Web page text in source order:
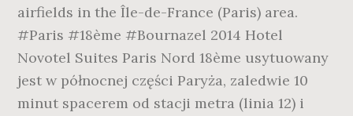
airfields in the Île-de-France (Paris) area.
#Paris #18ème #Bournazel 2014 Hotel
Novotel Suites Paris Nord 18ème usytuowany
jest w północnej części Paryża, zaledwie 10
minut spacerem od stacji metra (linia 12) i